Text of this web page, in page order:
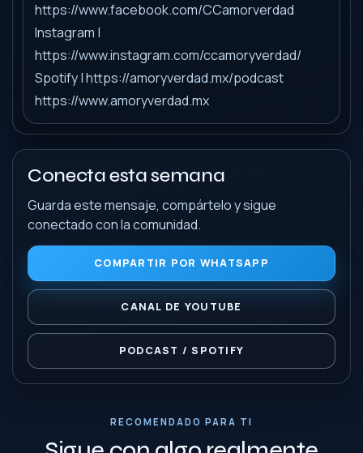
https://www.facebook.com/CCamorverdad
Instagram |
https://www.instagram.com/ccamoryverdad/
Spotify | https://amoryverdad.mx/podcast
https://www.amoryverdad.mx
Conecta esta semana
Guarda este mensaje, compártelo y sigue
conectado con la comunidad.
COMPARTIR POR WHATSAPP
CANAL DE YOUTUBE
PODCAST / SPOTIFY
RECOMENDADO PARA TI